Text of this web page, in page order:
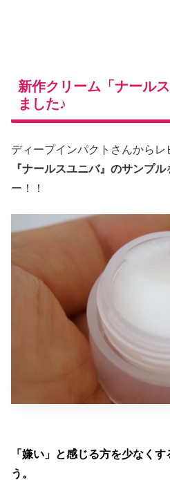
新作クリーム「ナール
ました♪
ディープインパクトさんから
『ナールスユニバ』のサンプル
ー！！
「嫌い」と感じる方を少なく
う。